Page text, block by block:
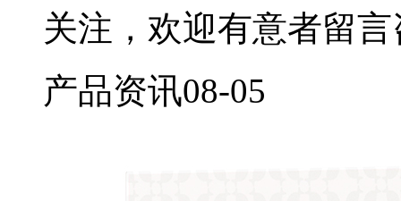
关注，欢迎有意者留
产品资讯08-05